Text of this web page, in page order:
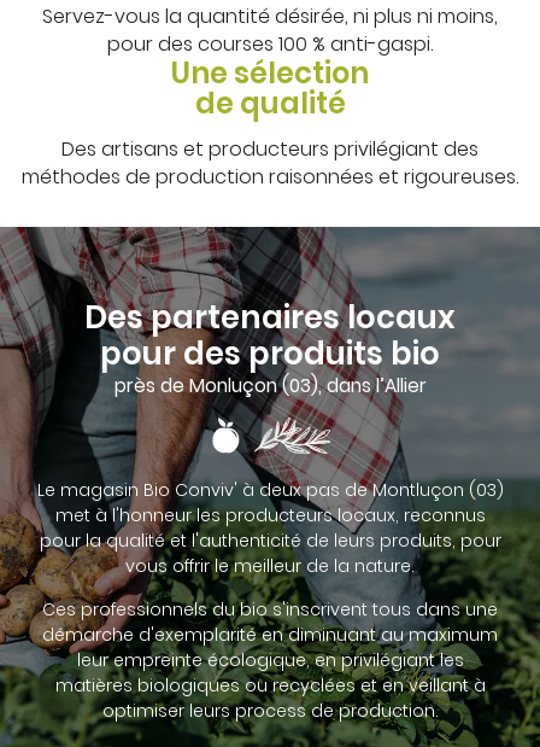
Servez-vous la quantité désirée, ni plus ni moins,
pour des courses 100 % anti-gaspi.
Une sélection
de qualité
Des artisans et producteurs privilégiant des
méthodes de production raisonnées et rigoureuses.
Des partenaires locaux
pour des produits bio
près de Monluçon (03), dans l’Allier
Le magasin Bio Conviv' à deux pas de Montluçon (03)
met à l'honneur les producteurs locaux, reconnus
pour la qualité et l'authenticité de leurs produits, pour
vous offrir le meilleur de la nature.
Ces professionnels du bio s'inscrivent tous dans une
démarche d'exemplarité en diminuant au maximum
leur empreinte écologique, en privilégiant les
matières biologiques ou recyclées et en veillant à
optimiser leurs process de production.